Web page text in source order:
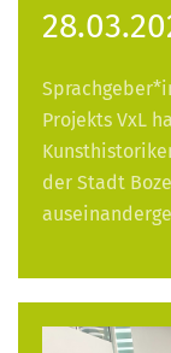
Projekts VxL
der Stadt